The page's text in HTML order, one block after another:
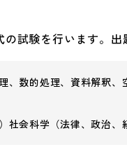
試験を行います。出
、数的処理、資料解釈、
社会科学（法律、政治